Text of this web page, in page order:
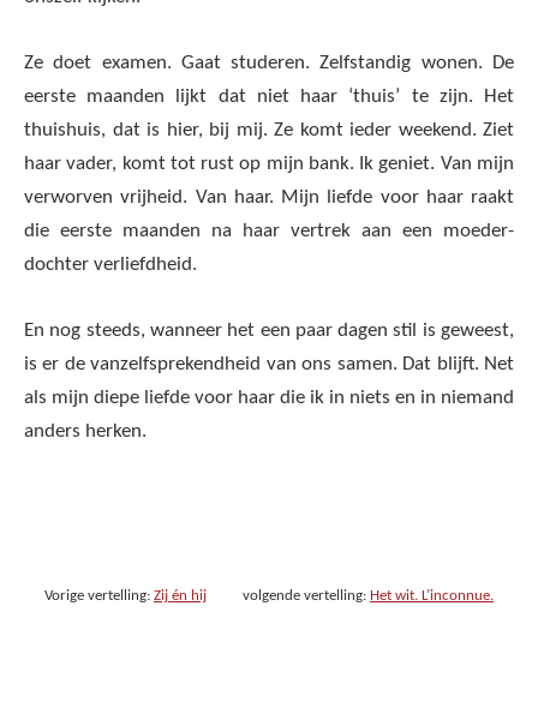
Ze doet examen. Gaat studeren. Zelfstandig wonen. De
eerste maanden lijkt dat niet haar ‘thuis’ te zijn. Het
thuishuis, dat is hier, bij mij. Ze komt ieder weekend. Ziet
haar vader, komt tot rust op mijn bank. Ik geniet. Van mijn
verworven vrijheid. Van haar. Mijn liefde voor haar raakt
die eerste maanden na haar vertrek aan een moeder-
dochter verliefdheid.
En nog steeds, wanneer het een paar dagen stil is geweest,
is er de vanzelfsprekendheid van ons samen. Dat blijft. Net
als mijn diepe liefde voor haar die ik in niets en in niemand
anders herken.
Vorige vertelling: Zij én hij volgende vertelling: Het wit. L’inconnue.